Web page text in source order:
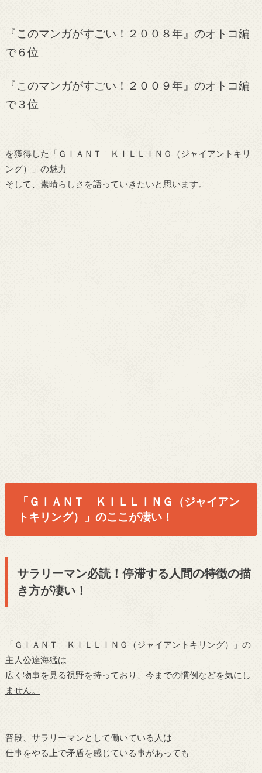
『このマンガがすごい！２００８年』のオトコ編
で６位
『このマンガがすごい！２００９年』のオトコ編
で３位
を獲得した「ＧＩＡＮＴ ＫＩＬＬＩＮＧ（ジャイアントキリ
ング）」の魅力
そして、素晴らしさを語っていきたいと思います。
「ＧＩＡＮＴ ＫＩＬＬＩＮＧ（ジャイアン
トキリング）」のここが凄い！
サラリーマン必読！停滞する人間の特徴の描
き方が凄い！
「ＧＩＡＮＴ ＫＩＬＬＩＮＧ（ジャイアントキリング）」の
主人公達海猛は
広く物事を見る視野を持っており、今までの慣例などを気にし
ません。
普段、サラリーマンとして働いている人は
仕事をやる上で矛盾を感じている事があっても